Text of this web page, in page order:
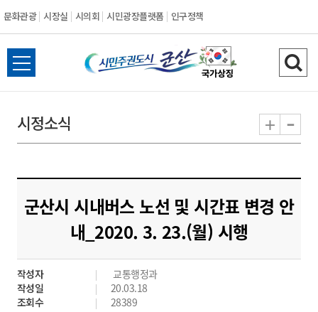
문화관광 시장실 시의회 시민광장플랫폼 인구정책
시
민
도
시
군
산
전
체
뉴
열
검
색
기
시정소식 + -
군산시 시내버스 노선 및 시간표 변경 안
내_2020. 3. 23.(월) 시행
작성자
교통행정과
작성일
20.03.18
조회수
28389